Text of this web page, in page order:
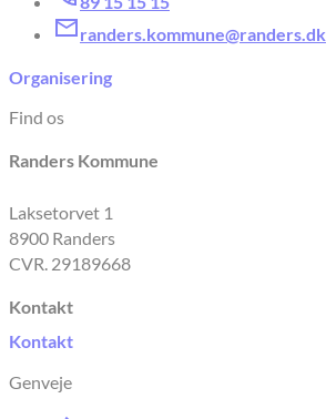
randers.kommune@randers.dk
Organisering
Find os
Randers Kommune
Laksetorvet 1
8900 Randers
CVR. 29189668
Kontakt
Kontakt
Genveje